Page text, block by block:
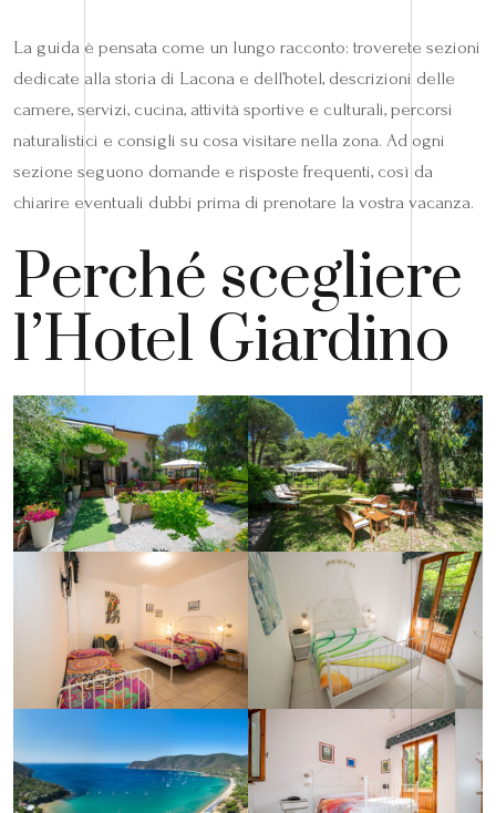
La guida è pensata come un lungo racconto: troverete sezioni
dedicate alla storia di Lacona e dell’hotel, descrizioni delle
camere, servizi, cucina, attività sportive e culturali, percorsi
naturalistici e consigli su cosa visitare nella zona. Ad ogni
sezione seguono domande e risposte frequenti, così da
chiarire eventuali dubbi prima di prenotare la vostra vacanza.
Perché scegliere
l’Hotel Giardino